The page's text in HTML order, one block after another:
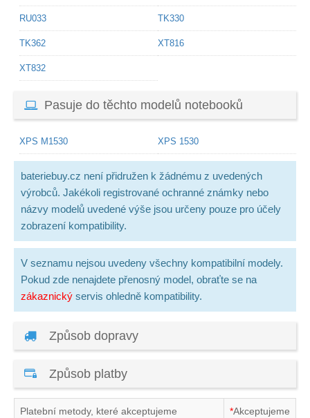
RU033 TK330
TK362 XT816
XT832
Pasuje do těchto modelů notebooků
XPS M1530 XPS 1530
bateriebuy.cz není přidružen k žádnému z uvedených
výrobců. Jakékoli registrované ochranné známky nebo
názvy modelů uvedené výše jsou určeny pouze pro účely
zobrazení kompatibility.
V seznamu nejsou uvedeny všechny kompatibilní modely.
Pokud zde nenajdete přenosný model, obraťte se na
zákaznický servis ohledně kompatibility.
Způsob dopravy
Způsob platby
Platební metody, které akceptujeme *Akceptujeme